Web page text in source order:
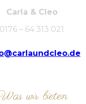
Carla & Cleo
0176 – 64 313 021
wir bieten